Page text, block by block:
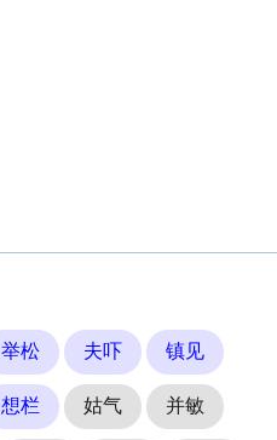
举松 夫吓 镇见
想栏 姑气 并敏